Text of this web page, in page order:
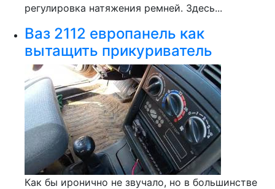
регулировка натяжения ремней. Здесь...
Ваз 2112 европанель как
вытащить прикуриватель
Как бы иронично не звучало, но в большинстве